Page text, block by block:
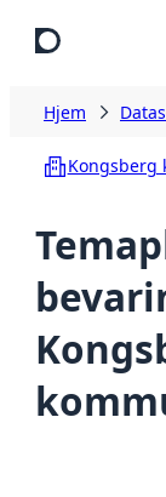
Hjem
Kongsberg